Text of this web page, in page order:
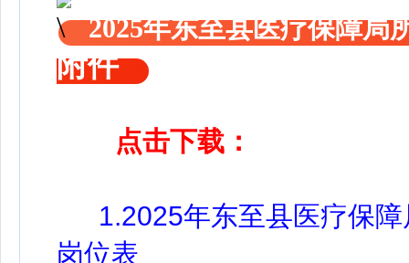
2025年东至县医疗保障局
附件
点击下载：
1.2025年东至县医疗保障
岗位表